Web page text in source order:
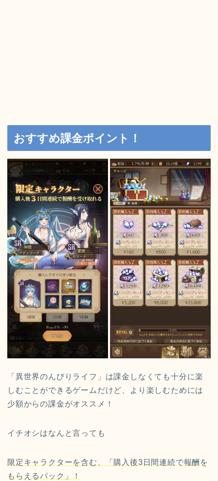
おすすめ課金ポイント！
「異世界のんびりライフ」は課金しなくても十分に楽
しむことができるゲームだけど、より楽しむためには
少額からの課金がオススメ！
イチオシはなんと言っても
限定キャラクターを含む、「購入後3日間連続で報酬を
もらえるパック」！